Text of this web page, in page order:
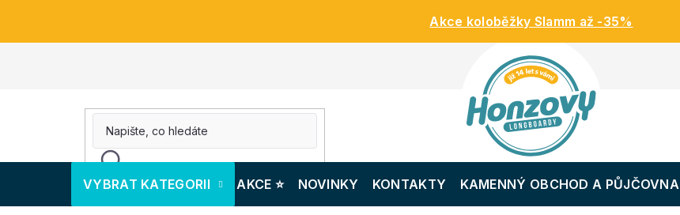
Akce koloběžky Slamm až -35%
VYBRAT KATEGORII AKCE ⭐️ NOVINKY KONTAKTY KAMENNÝ OBCHOD A PŮJČOVNA